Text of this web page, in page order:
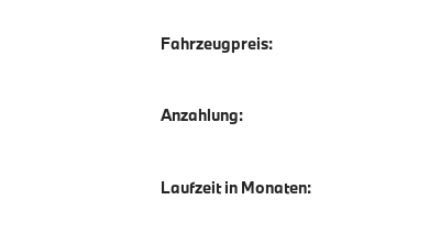
Fahrzeugpreis:
Anzahlung:
Laufzeit in Monaten: